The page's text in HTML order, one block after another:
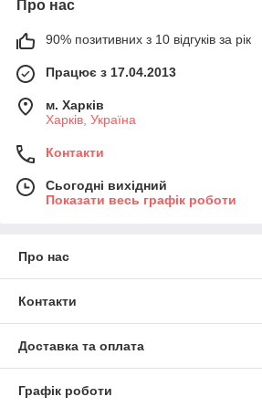
Про нас
90% позитивних з 10 відгуків за рік
Працює з 17.04.2013
м. Харків
Харків, Україна
Контакти
Сьогодні вихідний
Показати весь графік роботи
Про нас
Контакти
Доставка та оплата
Графік роботи